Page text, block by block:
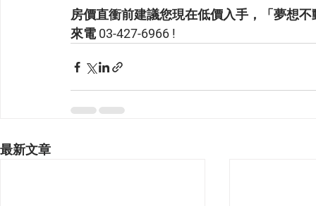
房價直衝前建議您現在低價入手，「夢想
來電 03-427-6966 !
最新文章